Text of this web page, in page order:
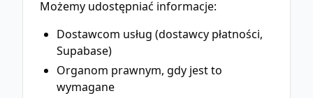
Możemy udostępniać informacje:
Dostawcom usług (dostawcy płatności,
Supabase)
Organom prawnym, gdy jest to
wymagane